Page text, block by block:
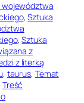
województwa
, Sztuka
, Sztuka
z
z literką
, taurus, Temat
Treść